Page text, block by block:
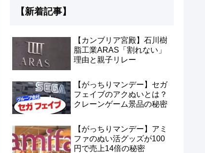
【新着記事】
【カンブリア宮殿】石川樹
脂工業ARAS「割れない」
理由と親子リレー
【がっちりマンデー】セガ
フェイブのアクぬいとは？
クレーンゲーム景品の秘密
【がっちりマンデー】アミ
ファのぬい活グッズが100
円で売上14倍の秘密